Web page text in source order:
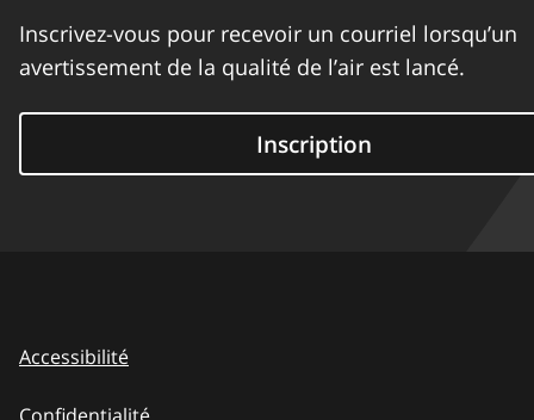
Inscrivez-vous pour recevoir un courriel lorsqu’un
avertissement de la qualité de l’air est lancé.
Inscription
Accessibilité
Confidentialité